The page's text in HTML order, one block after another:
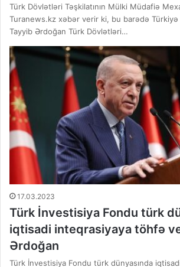
Türk Dövlətləri Təşkilatının Mülki Müdafiə
Turanews.kz xəbər verir ki, bu barədə
Tayyib Ərdoğan Türk Dövlətləri…
17.03.2023
Türk İnvestisiya Fondu türk
iqtisadi inteqrasiyaya töhfə
Ərdoğan
Türk İnvestisiya Fondu türk dünyasında